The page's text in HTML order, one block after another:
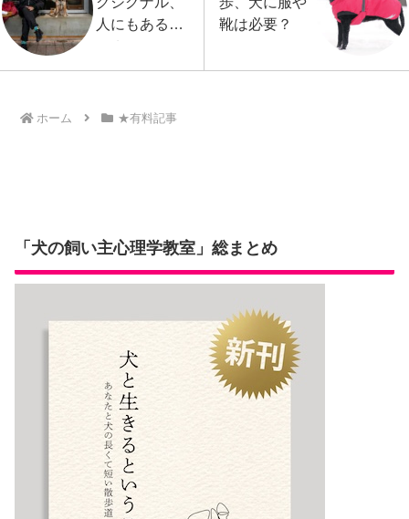
人にもある
靴は必要？
ホーム ★有料記事
「犬の飼い主心理学教室」総まとめ